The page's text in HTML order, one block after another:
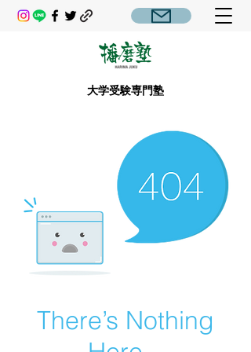
大学受験専門塾
There’s Nothing